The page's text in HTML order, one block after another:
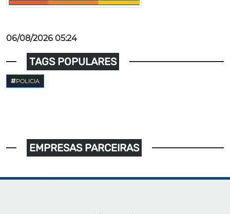
06/08/2026 05:24
TAGS POPULARES
POLICIA
EMPRESAS PARCEIRAS